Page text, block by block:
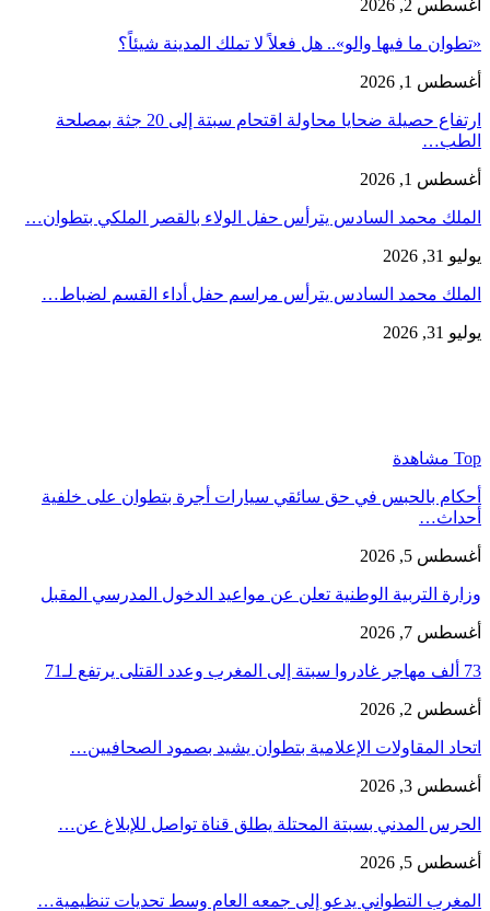
أغسطس 2, 2026
«تطوان ما فيها والو».. هل فعلاً لا تملك المدينة شيئاً؟
أغسطس 1, 2026
ارتفاع حصيلة ضحايا محاولة اقتحام سبتة إلى 20 جثة بمصلحة
الطب…
أغسطس 1, 2026
الملك محمد السادس يترأس حفل الولاء بالقصر الملكي بتطوان…
يوليو 31, 2026
الملك محمد السادس يترأس مراسم حفل أداء القسم لضباط…
يوليو 31, 2026
Top مشاهدة
أحكام بالحبس في حق سائقي سيارات أجرة بتطوان على خلفية
أحداث…
أغسطس 5, 2026
وزارة التربية الوطنية تعلن عن مواعيد الدخول المدرسي المقبل
أغسطس 7, 2026
73 ألف مهاجر غادروا سبتة إلى المغرب وعدد القتلى يرتفع لـ71
أغسطس 2, 2026
اتحاد المقاولات الإعلامية بتطوان يشيد بصمود الصحافيين…
أغسطس 3, 2026
الحرس المدني بسبتة المحتلة يطلق قناة تواصل للإبلاغ عن…
أغسطس 5, 2026
المغرب التطواني يدعو إلى جمعه العام وسط تحديات تنظيمية…